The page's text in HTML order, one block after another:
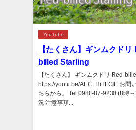
YouTube
【たくさん】ギンムクドリ
billed Starling
【たくさん】 ギンムクドリ Red-
https://youtu.be/AEC_HiTFCIE お問
ちらから。 Tel 0980-87-9230 (8時
況 注意事項...